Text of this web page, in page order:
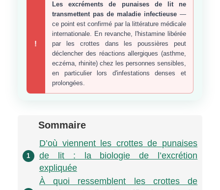
!
Les excréments de punaises de lit ne
transmettent pas de maladie infectieuse —
ce point est confirmé par la littérature médicale
internationale. En revanche, l'histamine libérée
par les crottes dans les poussières peut
déclencher des réactions allergiques (asthme,
eczéma, rhinite) chez les personnes sensibles,
en particulier lors d'infestations denses et
prolongées.
Sommaire
1
D’où viennent les crottes de punaises
de lit : la biologie de l’excrétion
expliquée
À quoi ressemblent les crottes de